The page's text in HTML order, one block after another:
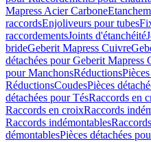
Mapress Acier Carbone
raccordsEnjoliveurs pour tubes
raccordementsJoints d'étanchéité
brideGeberit Mapress Cuivre
détachées pour Geberit Mapress
pour ManchonsRéductions
RéductionsCoudesPièces
détachées pour TésRaccords en
Raccords en croixRaccords
Raccords indémontables
démontablesPièces détachées